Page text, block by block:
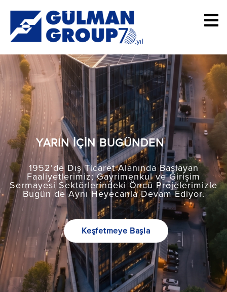
YARIN İÇİN BUGÜNDEN
1952’de Dış Ticaret Alanında Başlayan
Faaliyetlerimiz; Gayrimenkul ve Girişim
Sermayesi Sektörlerindeki Öncü Projelerimizle
Bugün de Aynı Heyecanla Devam Ediyor.
Keşfetmeye Başla